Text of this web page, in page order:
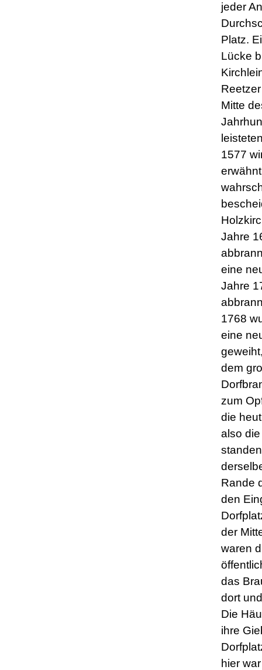
jeder
Platz.
Lücke
Mitte
1577
Jahre
eine
Jahre
1768
eine
dem
zum
die
also
Rande
den
der
waren
das
dort
Die
ihre
hier